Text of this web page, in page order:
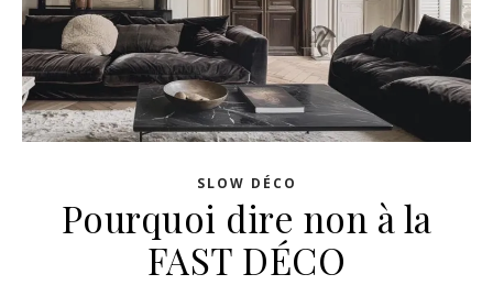
SLOW DÉCO
Pourquoi dire non à la
FAST DÉCO